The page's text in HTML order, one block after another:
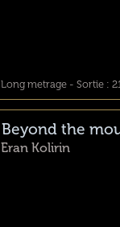
Long metrage - Sortie :
Beyond the
Eran Kolirin